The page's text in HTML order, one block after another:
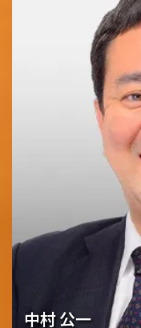
中村 公一